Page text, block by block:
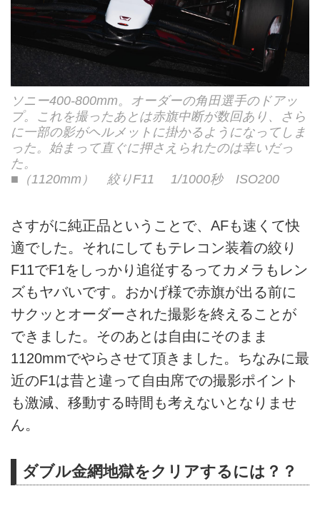
ソニー400-800mm。オーダーの角田選手のドアッ
プ。これを撮ったあとは赤旗中断が数回あり、さら
に一部の影がヘルメットに掛かるようになってしま
った。始まって直ぐに押さえられたのは幸いだっ
た。
■（1120mm） 絞りF11 1/1000秒 ISO200
さすがに純正品ということで、AFも速くて快
適でした。それにしてもテレコン装着の絞り
F11でF1をしっかり追従するってカメラもレン
ズもヤバいです。おかげ様で赤旗が出る前に
サクッとオーダーされた撮影を終えることが
できました。そのあとは自由にそのまま
1120mmでやらさせて頂きました。ちなみに最
近のF1は昔と違って自由席での撮影ポイント
も激減、移動する時間も考えないとなりませ
ん。
ダブル金網地獄をクリアするには？？